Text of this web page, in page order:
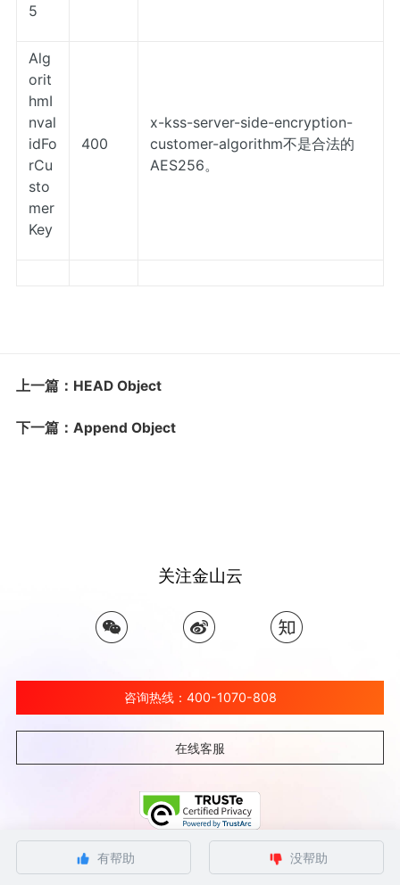
5
Alg
orit
hmI
nval
idFo
rCu
sto
mer
Key
400
x-kss-server-side-encryption-
customer-algorithm不是合法的
AES256。
上一篇：HEAD Object
下一篇：Append Object
有帮助 没帮助
关注金山云
咨询热线：400-1070-808
在线客服
©北京金山云网络技术有限公司 2026 Ksyun All Rights Reserved Kingsoft Corp.